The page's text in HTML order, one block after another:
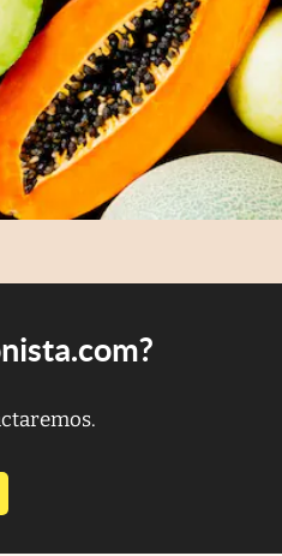
nueva pestaña